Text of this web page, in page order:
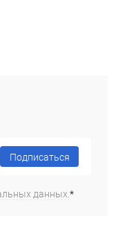
Подписаться
данных.*